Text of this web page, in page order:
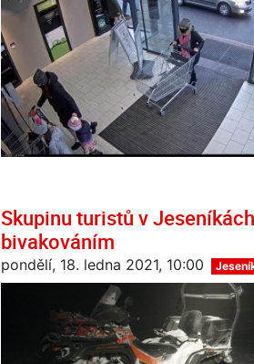
Skupinu turistů v
bivakováním
pondělí, 18. ledna 2021, 10:00